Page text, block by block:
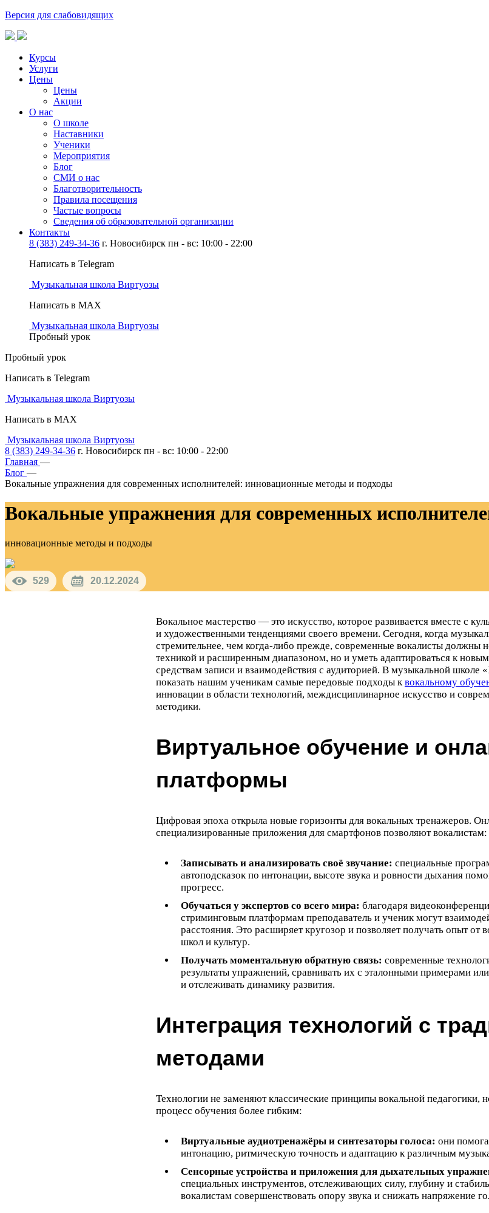
Версия для слабовидящих
Курсы
Услуги
Цены
Цены
Акции
О нас
О школе
Наставники
Ученики
Мероприятия
Блог
СМИ о нас
Благотворительность
Правила посещения
Частые вопросы
Сведения об образовательной организации
Контакты
8 (383) 249-34-36 г. Новосибирск пн - вс: 10:00 - 22:00
Написать в Telegram
Музыкальная школа Виртуозы
Написать в MAX
Музыкальная школа Виртуозы
Пробный урок
Пробный урок
Написать в Telegram
Музыкальная школа Виртуозы
Написать в MAX
Музыкальная школа Виртуозы
8 (383) 249-34-36 г. Новосибирск пн - вс: 10:00 - 22:00
Главная —
Блог —
Вокальные упражнения для современных исполнителей: инновационные методы и подходы
Вокальные упражнения для современных
инновационные методы и подходы
529 20.12.2024
Вокальное мастерство — это искусство, которое развивается вместе с
и художественными тенденциями своего времени. Сегодня, когда
стремительнее, чем когда-либо прежде, современные вокалисты должны
техникой и расширенным диапазоном, но и уметь адаптироваться к
средствам записи и взаимодействия с аудиторией. В музыкальной
показать нашим ученикам самые передовые подходы квокальному
инновации в области технологий, междисциплинарное искусство и
методики.
Виртуальное обучение и
платформы
Цифровая эпоха открыла новые горизонты для вокальных тренажеров.
специализированные приложения для смартфонов позволяют вокалистам:
Записывать и анализировать своё звучание: специальные
автоподсказок по интонации, высоте звука и ровности дыхания
прогресс.
Обучаться у экспертов со всего мира: благодаря
стриминговым платформам преподаватель и ученик могут
расстояния. Это расширяет кругозор и позволяет получать опыт от
школ и культур.
Получать моментальную обратную связь: современные
результаты упражнений, сравнивать их с эталонными примерами
и отслеживать динамику развития.
Интеграция технологий с
методами
Технологии не заменяют классические принципы вокальной педагогики,
процесс обучения более гибким:
Виртуальные аудиотренажёры и синтезаторы голоса: они
интонацию, ритмическую точность и адаптацию к различным
Сенсорные устройства и приложения для дыхательных
специальных инструментов, отслеживающих силу, глубину и
вокалистам совершенствовать опору звука и снижать напряжение